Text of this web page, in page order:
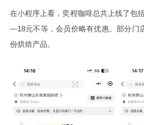
在小程序上看，奕程咖啡总共上线了包
—18元不等，会员价略有优惠。部分门
份烘焙产品。